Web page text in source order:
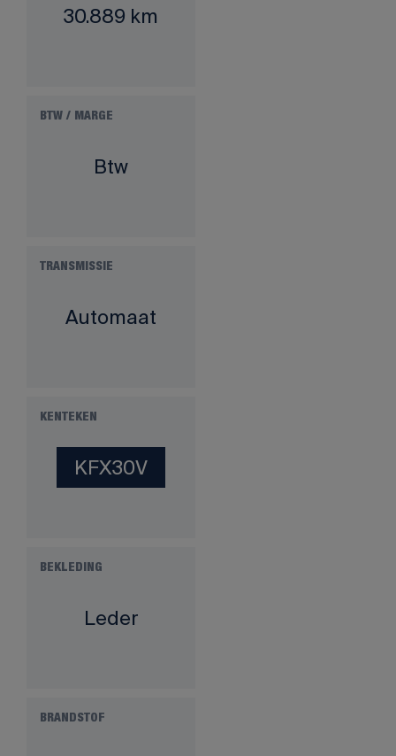
30.889 km
BTW / MARGE
Btw
TRANSMISSIE
Automaat
KENTEKEN
KFX30V
BEKLEDING
Leder
BRANDSTOF